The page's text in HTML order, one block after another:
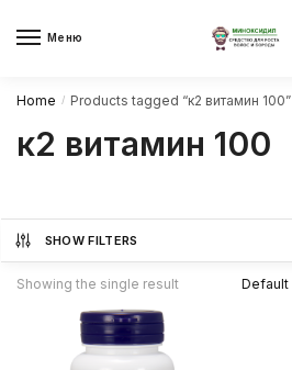
Меню
Home / Products tagged “к2 витамин 100”
к2 витамин 100
SHOW FILTERS
Showing the single result